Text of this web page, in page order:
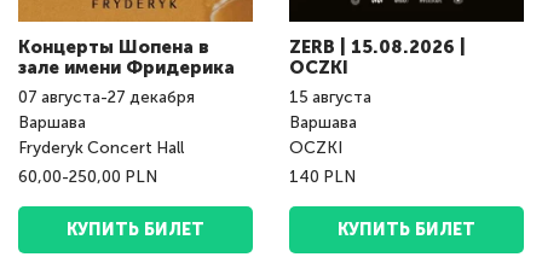
Концерты Шопена в
зале имени Фридерика
07 августа-27 декабря
Варшава
Fryderyk Concert Hall
60,00-250,00 PLN
КУПИТЬ БИЛЕТ
ZERB | 15.08.2026 |
OCZKI
15 августа
Варшава
OCZKI
140 PLN
КУПИТЬ БИЛЕТ